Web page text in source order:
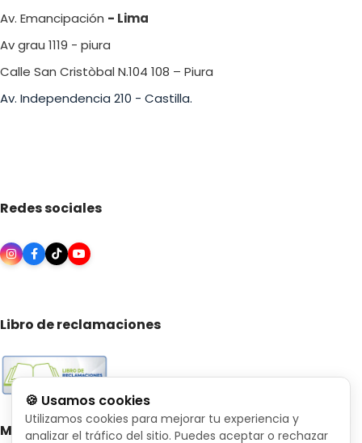
Av. Emancipación - Lima
Av grau 1119 - piura
Calle San Cristòbal N.104 108 – Piura
Av. Independencia 210 - Castilla.
Redes sociales
Libro de reclamaciones
Medios de pago
🍪 Usamos cookies
Utilizamos cookies para mejorar tu experiencia y
analizar el tráfico del sitio. Puedes aceptar o rechazar